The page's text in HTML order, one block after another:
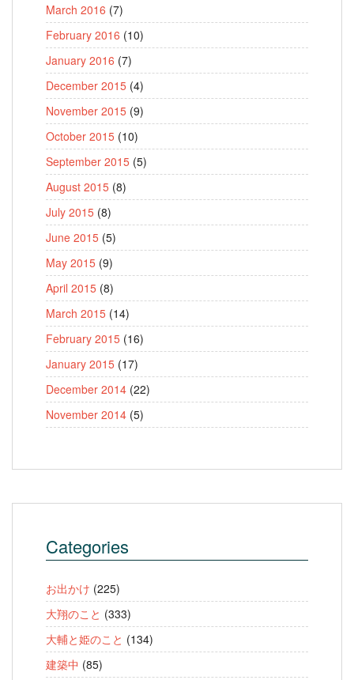
March 2016 (7)
February 2016 (10)
January 2016 (7)
December 2015 (4)
November 2015 (9)
October 2015 (10)
September 2015 (5)
August 2015 (8)
July 2015 (8)
June 2015 (5)
May 2015 (9)
April 2015 (8)
March 2015 (14)
February 2015 (16)
January 2015 (17)
December 2014 (22)
November 2014 (5)
Categories
お出かけ (225)
大翔のこと (333)
大輔と姫のこと (134)
建築中 (85)